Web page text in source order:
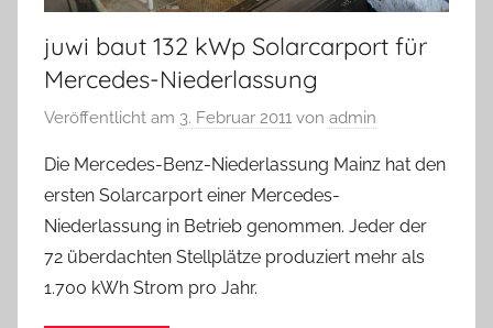
juwi baut 132 kWp Solarcarport für
Mercedes-Niederlassung
Veröffentlicht am 3. Februar 2011 von admin
Die Mercedes-Benz-Niederlassung Mainz hat den
ersten Solarcarport einer Mercedes-
Niederlassung in Betrieb genommen. Jeder der
72 überdachten Stellplätze produziert mehr als
1.700 kWh Strom pro Jahr.